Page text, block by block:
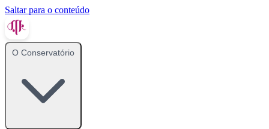
Saltar para o conteúdo
O Conservatório